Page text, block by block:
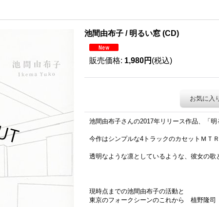
池間由布子 / 明るい窓 (CD)
販売価格: 1,980円 (税込)
お気に入
池間由布子さんの2017年リリース作品、「明
今作はシンプルな4トラックのカセットＭＴＲ
透明なような凛としているような、彼女の歌
現時点までの池間由布子の活動と
東京のフォークシーンのこれから 植野隆司